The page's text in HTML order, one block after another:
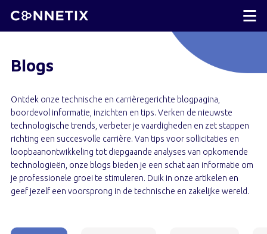
Blogs
Ontdek onze technische en carrièregerichte blogpagina,
boordevol informatie, inzichten en tips. Verken de nieuwste
technologische trends, verbeter je vaardigheden en zet stappen
richting een succesvolle carrière. Van tips voor sollicitaties en
loopbaanontwikkeling tot diepgaande analyses van opkomende
technologieën, onze blogs bieden je een schat aan informatie om
je professionele groei te stimuleren. Duik in onze artikelen en
geef jezelf een voorsprong in de technische en zakelijke wereld.